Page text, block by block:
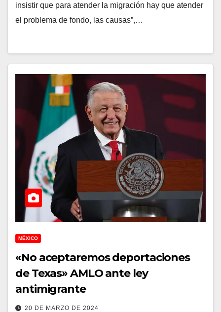
insistir que para atender la migración hay que atender
el problema de fondo, las causas”,…
MÉXICO
«No aceptaremos deportaciones
de Texas» AMLO ante ley
antimigrante
20 DE MARZO DE 2024